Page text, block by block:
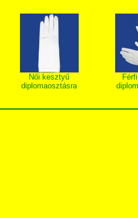
Női kesztyű
diplomaosztásra